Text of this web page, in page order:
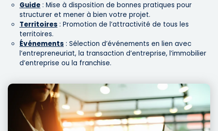
Guide : Mise à disposition de bonnes pratiques pour
structurer et mener à bien votre projet.
Territoires : Promotion de l’attractivité de tous les
territoires.
Événements : Sélection d’événements en lien avec
l’entrepreneuriat, la transaction d’entreprise, l’immobilier
d’entreprise ou la franchise.